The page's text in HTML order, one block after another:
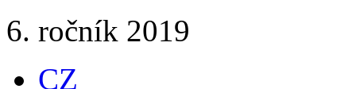
6. ročník 2019
CZ